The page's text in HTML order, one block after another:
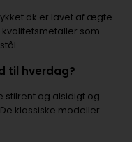
er lavet af ægte
som
til hverdag?
og alsidigt og
klassiske modeller